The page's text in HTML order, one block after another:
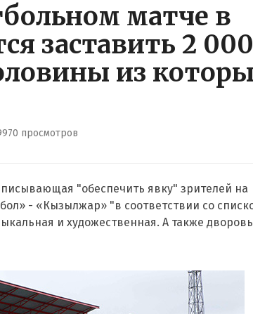
матче в
заставить 2 000
из
просмотров
"обеспечить явку" зрителей на
- «Кызылжар» "в соответствии со
и художественная. А также